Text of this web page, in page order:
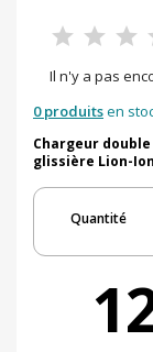
Il n'y a pas
0 produitsen
Chargeur
glissière Lion-
Quantité